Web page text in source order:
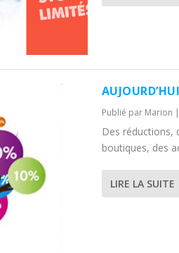
Publié par Marion |
Des réductions,
boutiques, des
LIRE LA SUITE